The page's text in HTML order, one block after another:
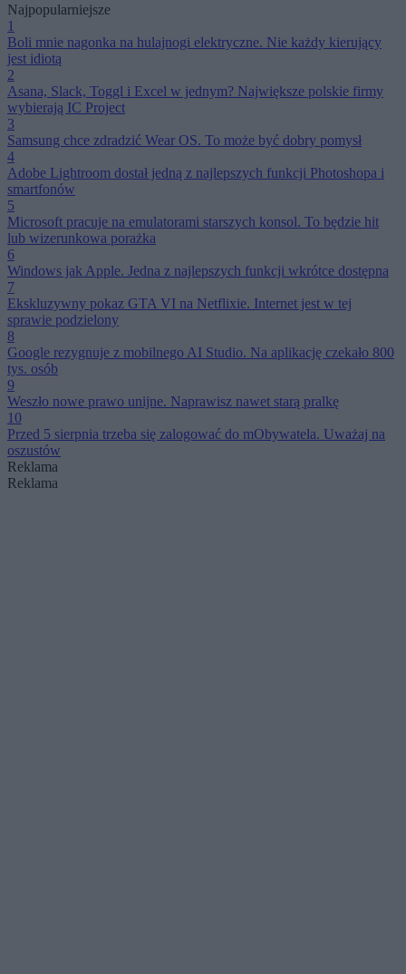
Najpopularniejsze
1
Boli mnie nagonka na hulajnogi elektryczne. Nie każdy kierujący
jest idiotą
2
Asana, Slack, Toggl i Excel w jednym? Największe polskie firmy
wybierają IC Project
3
Samsung chce zdradzić Wear OS. To może być dobry pomysł
4
Adobe Lightroom dostał jedną z najlepszych funkcji Photoshopa i
smartfonów
5
Microsoft pracuje na emulatorami starszych konsol. To będzie hit
lub wizerunkowa porażka
6
Windows jak Apple. Jedna z najlepszych funkcji wkrótce dostępna
7
Ekskluzywny pokaz GTA VI na Netflixie. Internet jest w tej
sprawie podzielony
8
Google rezygnuje z mobilnego AI Studio. Na aplikację czekało 800
tys. osób
9
Weszło nowe prawo unijne. Naprawisz nawet starą pralkę
10
Przed 5 sierpnia trzeba się zalogować do mObywatela. Uważaj na
oszustów
Reklama
Reklama